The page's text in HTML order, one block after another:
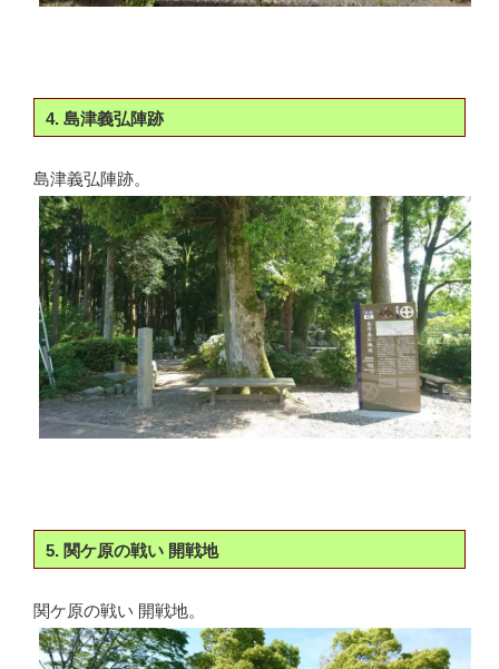
4. 島津義弘陣跡
島津義弘陣跡。
5. 関ケ原の戦い 開戦地
関ケ原の戦い 開戦地。